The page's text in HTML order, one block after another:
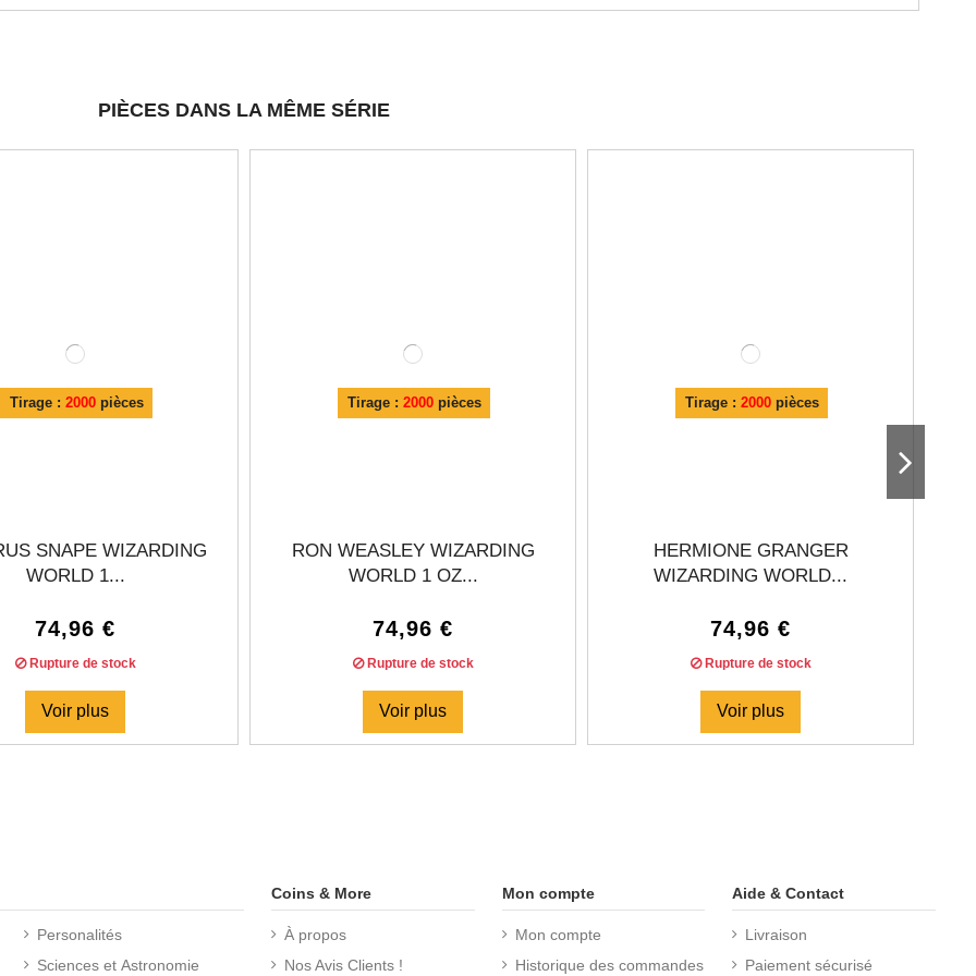
PIÈCES DANS LA MÊME SÉRIE
Tirage : 2000pièces
SNAPE WIZARDING
WORLD 1...
74,96 €
Rupture de stock
Voir plus
Tirage : 2000pièces
RON WEASLEY WIZARDING
WORLD 1 OZ...
74,96 €
Rupture de stock
Voir plus
Tirage : 2000pièces
HERMIONE GRANGER
WIZARDING WORLD...
74,96 €
Rupture de stock
Voir plus
Personalités
Sciences et Astronomie
Coins & More
À propos
Nos Avis Clients !
Mon compte
Mon compte
Historique des commandes
Aide & Contact
Livraison
Paiement sécurisé